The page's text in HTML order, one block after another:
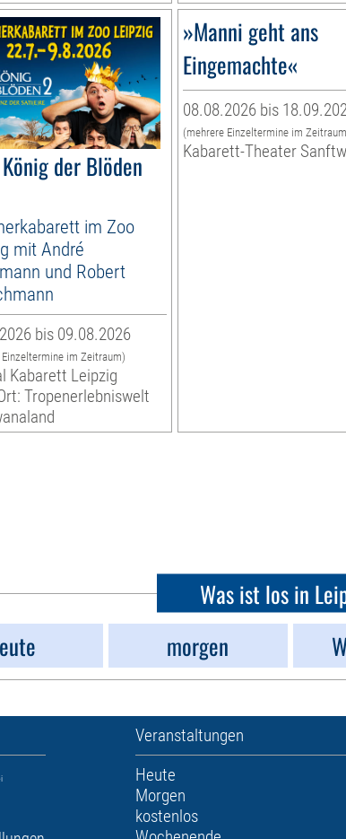
der Blöden
im Zoo
mit André
und Robert
bis 09.08.2026
Einzeltermine im Zeitraum)
Kabarett Leipzig
Tropenerlebniswelt
»Manni geht ans
Eingemachte«
08.08.2026 bis
(mehrere Einzeltermine im
Kabarett-Theater
Was ist los in
morgen
Veranstaltungen
Heute
Morgen
kostenlos